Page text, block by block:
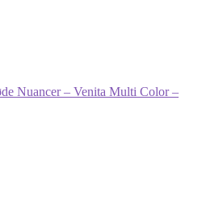
Nuancer – Venita Multi Color –